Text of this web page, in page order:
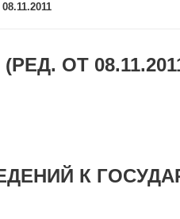
08.11.2011
ОТ
К